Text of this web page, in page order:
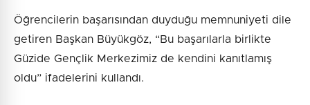
Öğrencilerin başarısından duyduğu memnuniyeti dile
getiren Başkan Büyükgöz, “Bu başarılarla birlikte
Güzide Gençlik Merkezimiz de kendini kanıtlamış
oldu” ifadelerini kullandı.